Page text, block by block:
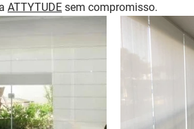
ATTYTUDE sem compromisso.